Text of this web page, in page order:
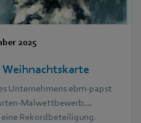
2025
Weihnachtskarte
Unternehmens ebm‑papst
Malwettbewerb
Rekordbeteiligung.